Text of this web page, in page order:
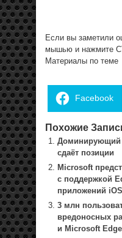
Если вы заметили
мышью и нажмите
Материалы по теме
Facebook
Похожие
Доминирующий
сдаёт позиции
Microsoft
с поддержкой
приложений
3 млн
вредоносных
и Microsoft Edge